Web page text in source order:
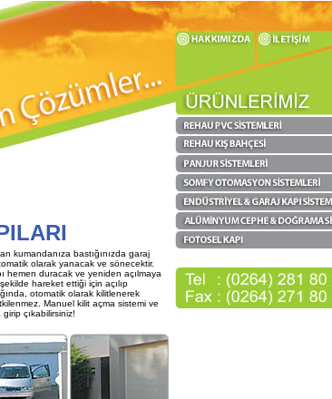
kumandanıza bastığınızda garaj
olarak yanacak ve sönecektir.
hemen duracak ve yeniden açılmaya
hareket ettiği için açılıp
otomatik olarak kilitlenerek
Manuel kilit açma sistemi ve
çıkabilirsiniz!